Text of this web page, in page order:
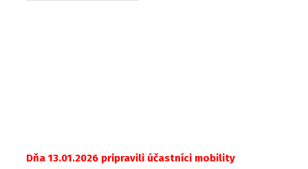
Dňa 13.01.2026 pripravili účastníci mobility